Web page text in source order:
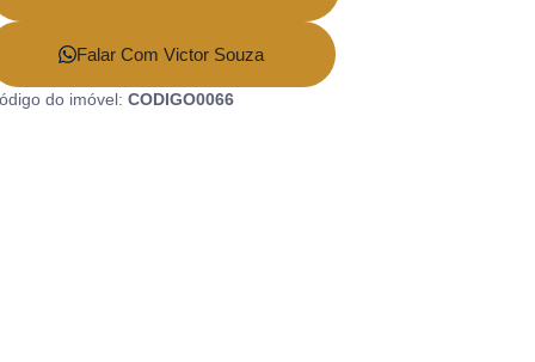
Falar Com Victor Souza
do imóvel:CODIGO0066